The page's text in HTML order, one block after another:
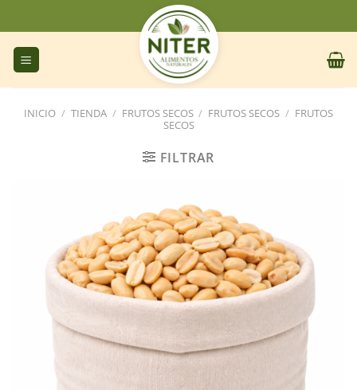
al
contenido
INICIO / TIENDA / FRUTOS SECOS / FRUTOS SECOS / FRUTOS
SECOS
FILTRAR